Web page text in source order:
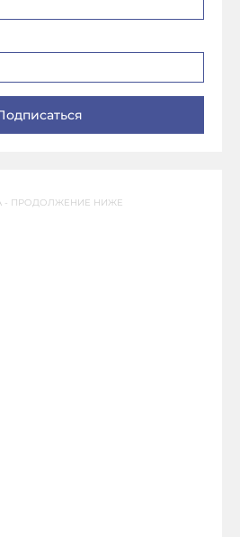
- ПРОДОЛЖЕНИЕ НИЖЕ